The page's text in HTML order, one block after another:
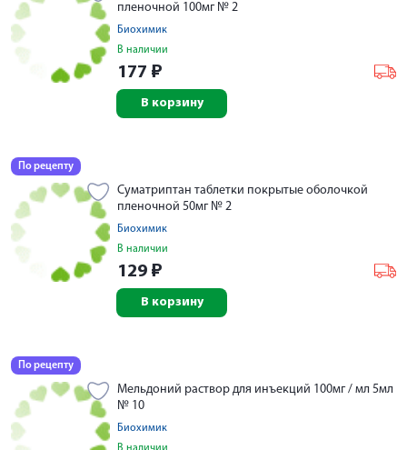
пленочной 100мг № 2
Биохимик
В наличии
177 ₽
В корзину
По рецепту
Суматриптан таблетки покрытые оболочкой
пленочной 50мг № 2
Биохимик
В наличии
129 ₽
В корзину
По рецепту
Мельдоний раствор для инъекций 100мг / мл 5мл
№ 10
Биохимик